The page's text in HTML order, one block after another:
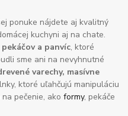
ponuke nájdete aj kvalitný
kuchyni aj na chate.
pekáčov a panvíc, ktoré
sme ani na nevyhnutné
varechy, masívne
ktoré uľahčujú manipuláciu
na pečenie, akoformy, pekáče